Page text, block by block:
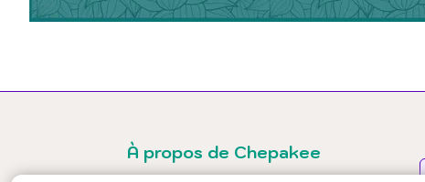
À propos de Chepakee